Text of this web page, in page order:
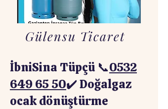
Gülensu Ticaret
İbniSina Tüpçü 📞0532
649 65 50✔️ Doğalgaz
ocak dönüştürme